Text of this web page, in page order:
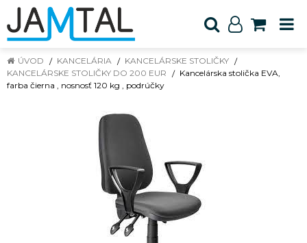
ÚVOD KANCELÁRIA
KANCELÁRSKE STOLIČKY
KANCELÁRSKE STOLIČKY DO 200 EUR
Kancelárska stolička EVA,
farba čierna , nosnosť 120 kg , podrúčky